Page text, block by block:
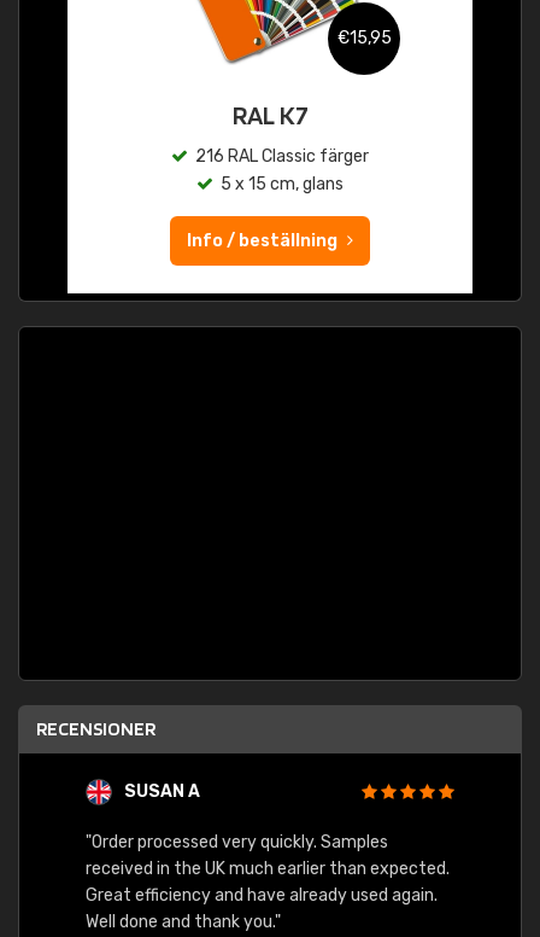
€15,95
RAL K7
216 RAL Classic färger
5 x 15 cm, glans
Info / beställning
RECENSIONER
SUSAN A
"Order processed very quickly. Samples
received in the UK much earlier than expected.
Great efficiency and have already used again.
Well done and thank you."